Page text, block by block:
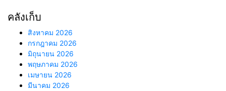
คลังเก็บ
สิงหาคม 2026
กรกฎาคม 2026
มิถุนายน 2026
พฤษภาคม 2026
เมษายน 2026
มีนาคม 2026